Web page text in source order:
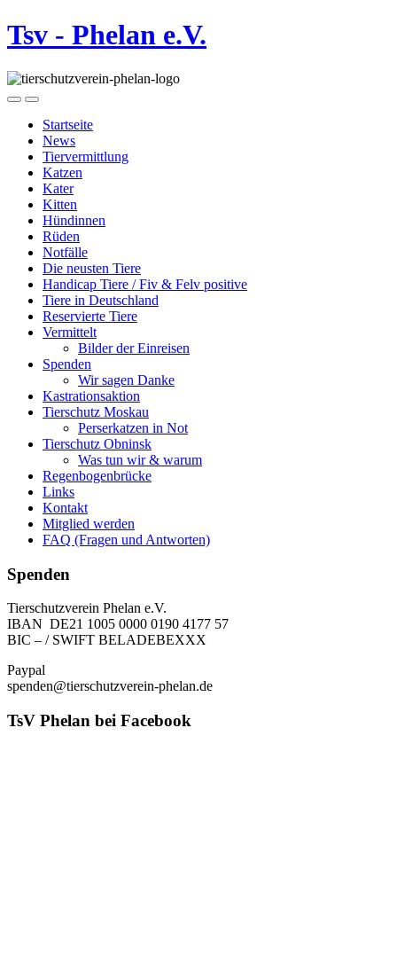
Tsv - Phelan e.V.
Startseite
News
Tiervermittlung
Katzen
Kater
Kitten
Hündinnen
Rüden
Notfälle
Die neusten Tiere
Handicap Tiere / Fiv & Felv positive
Tiere in Deutschland
Reservierte Tiere
Vermittelt
Bilder der Einreisen
Spenden
Wir sagen Danke
Kastrationsaktion
Tierschutz Moskau
Perserkatzen in Not
Tierschutz Obninsk
Was tun wir & warum
Regenbogenbrücke
Links
Kontakt
Mitglied werden
FAQ (Fragen und Antworten)
Spenden
Tierschutzverein Phelan e.V.
IBAN DE21 1005 0000 0190 4177 57
BIC – / SWIFT BELADEBEXXX
Paypal
spenden@tierschutzverein-phelan.de
TsV Phelan bei Facebook